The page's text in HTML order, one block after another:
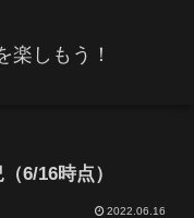
楽しもう！
6/16時点）
2022.06.16